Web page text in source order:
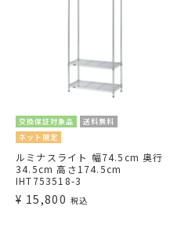
交換保証対象品
送料無料
ネット限定
ルミナスライト 幅74.5cm 奥行
34.5cm 高さ174.5cm
IHT753518-3
¥ 15,800 税込